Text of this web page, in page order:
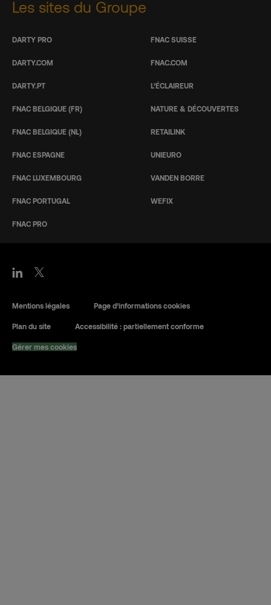
Les sites du Groupe
DARTY PRO
DARTY.COM
DARTY.PT
FNAC BELGIQUE (FR)
FNAC BELGIQUE (NL)
FNAC ESPAGNE
FNAC LUXEMBOURG
FNAC PORTUGAL
FNAC PRO
FNAC SUISSE
FNAC.COM
L’ÉCLAIREUR
NATURE & DÉCOUVERTES
RETAILINK
UNIEURO
VANDEN BORRE
WEFIX
Mentions légales Page d’informations cookies
Plan du site Accessibilité : partiellement conforme
Gérer mes cookies